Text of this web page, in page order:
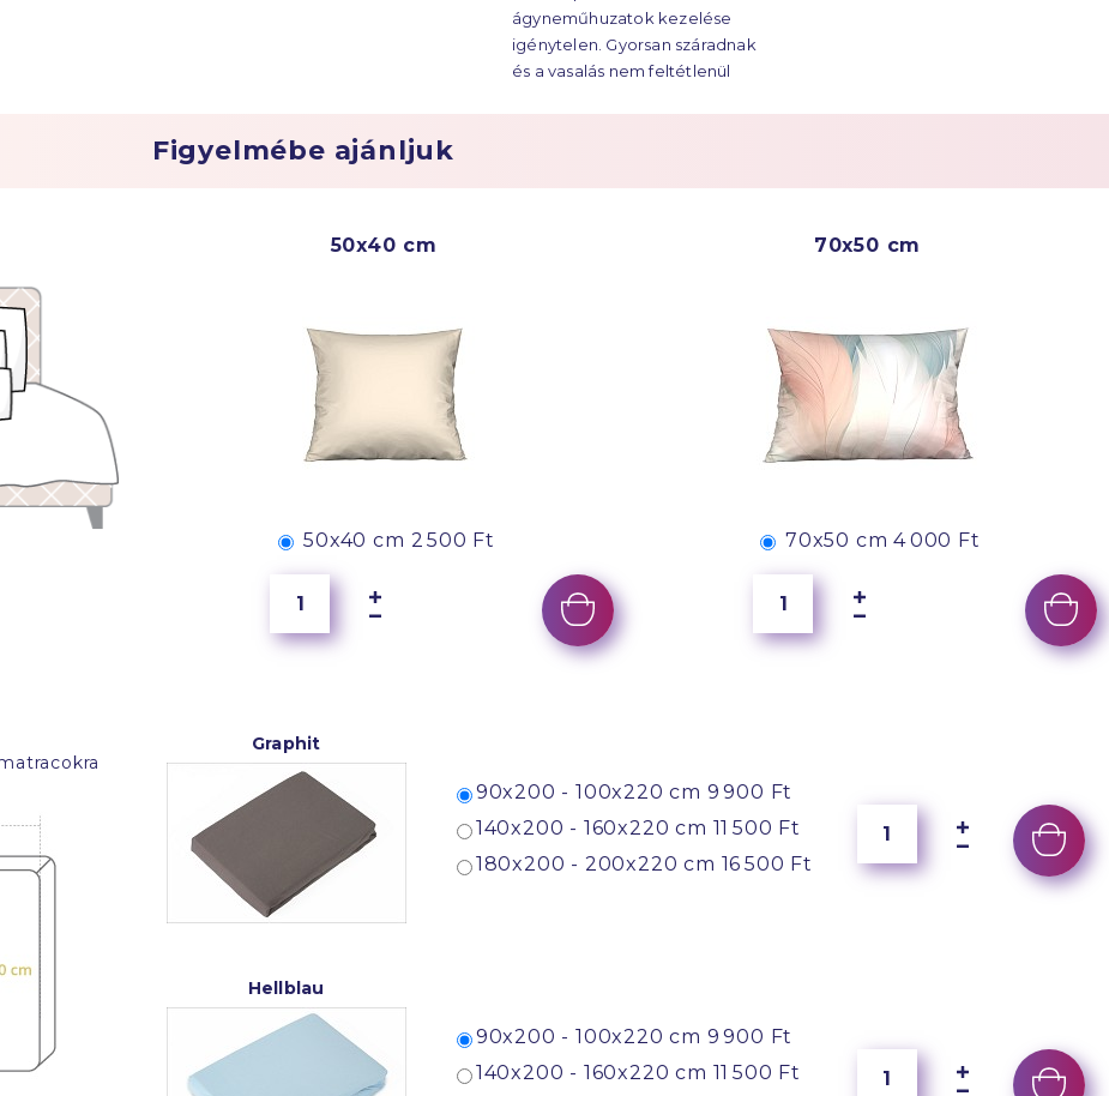
ágyneműhuzatok kezelése
igénytelen. Gyorsan száradnak
és a vasalás nem feltétlenül
Figyelmébe ajánljuk
50x40 cm
50x40 cm 2 500 Ft
70x50 cm
70x50 cm 4 000 Ft
Graphit
90x200 - 100x220 cm 9 900 Ft
140x200 - 160x220 cm 11 500 Ft
180x200 - 200x220 cm 16 500 Ft
Hellblau
90x200 - 100x220 cm 9 900 Ft
140x200 - 160x220 cm 11 500 Ft